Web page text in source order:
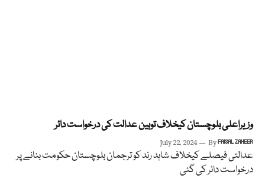
وزیراعلی ٰبلوچستان کیخلاف توہین عدالت کی درخواست دائر
July 22, 2024 ByFAISAL ZAHEER
عدالتی فیصلے کیخلاف شاہد رند کو ترجمان بلوچستان حکومت بنانے پر
درخواست دائر کی گئی